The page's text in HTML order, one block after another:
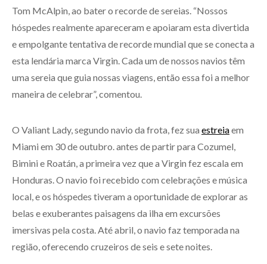
Tom McAlpin, ao bater o recorde de sereias. “Nossos
hóspedes realmente apareceram e apoiaram esta divertida
e empolgante tentativa de recorde mundial que se conecta a
esta lendária marca Virgin. Cada um de nossos navios têm
uma sereia que guia nossas viagens, então essa foi a melhor
maneira de celebrar”, comentou.
O Valiant Lady, segundo navio da frota, fez sua estreiaem
Miami em 30 de outubro. antes de partir para Cozumel,
Bimini e Roatán, a primeira vez que a Virgin fez escala em
Honduras. O navio foi recebido com celebrações e música
local, e os hóspedes tiveram a oportunidade de explorar as
belas e exuberantes paisagens da ilha em excursões
imersivas pela costa. Até abril, o navio faz temporada na
região, oferecendo cruzeiros de seis e sete noites.